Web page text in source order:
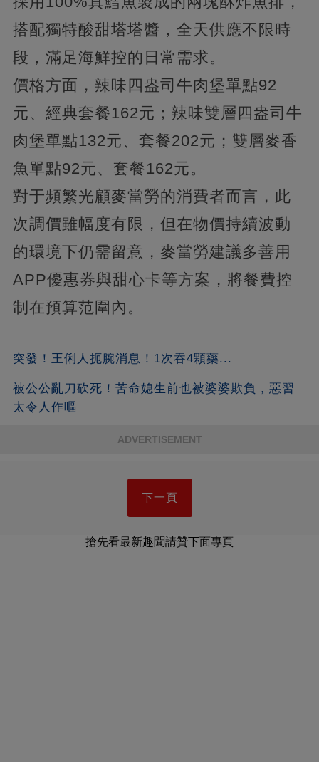
搭配獨特酸甜塔塔醬，全天供應不限時
段，滿足海鮮控的日常需求。
價格方面，辣味四盎司牛肉堡單點92
元、經典套餐162元；辣味雙層四盎司牛
肉堡單點132元、套餐202元；雙層麥香
魚單點92元、套餐162元。
對于頻繁光顧麥當勞的消費者而言，此
次調價雖幅度有限，但在物價持續波動
的環境下仍需留意，麥當勞建議多善用
APP優惠券與甜心卡等方案，將餐費控
制在預算范圍內。
突發！王俐人扼腕消息！1次吞4顆藥...
被公公亂刀砍死！苦命媳生前也被婆婆欺負，惡習
太令人作嘔
ADVERTISEMENT
下一頁
搶先看最新趣聞請贊下面專頁